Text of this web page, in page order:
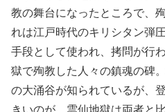
教の舞台になったところで、
れは江戸時代のキリシタン弾
手段として使われ、拷問が行
獄で殉教した人々の鎮魂の碑
の大涌谷が知られているが、
きいのが、雲仙地獄は両者と